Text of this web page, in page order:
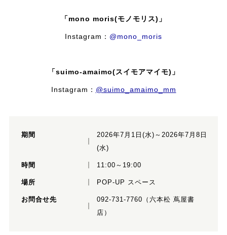
「mono moris(モノモリス)」
Instagram： @mono_moris
「suimo-amaimo(スイモアマイモ)」
Instagram： @suimo_amaimo_mm
期間
2026年7月1日(水)～2026年7月8日
(水)
時間 11:00～19:00
場所 POP-UP スペース
お問合せ先
092-731-7760（六本松 蔦屋書
店）